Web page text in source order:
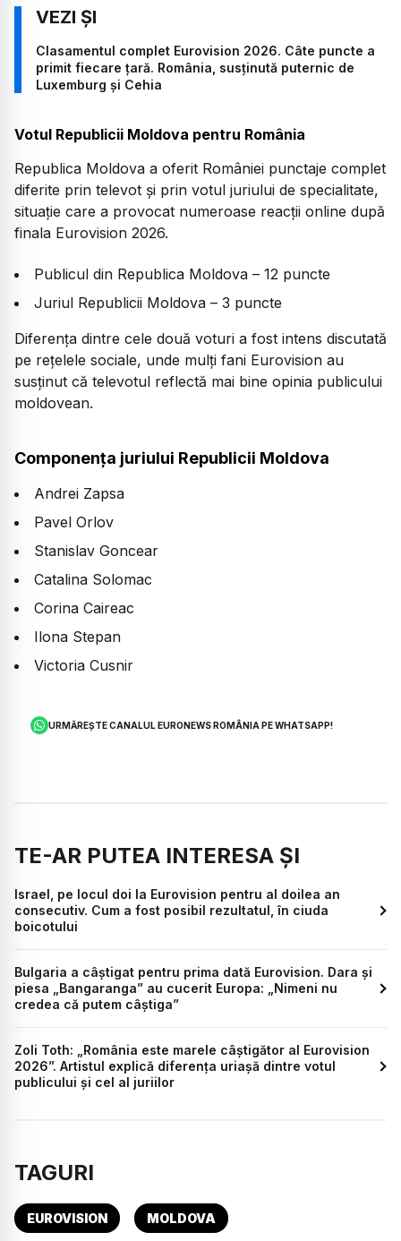
Clasamentul complet Eurovision 2026. Câte puncte a
primit fiecare țară. România, susținută puternic de
Luxemburg și Cehia
Votul Republicii Moldova pentru România
Republica Moldova a oferit României punctaje complet
diferite prin televot și prin votul juriului de specialitate,
situație care a provocat numeroase reacții online după
finala Eurovision 2026.
Publicul din Republica Moldova – 12 puncte
Juriul Republicii Moldova – 3 puncte
Diferența dintre cele două voturi a fost intens discutată
pe rețelele sociale, unde mulți fani Eurovision au
susținut că televotul reflectă mai bine opinia publicului
moldovean.
Componența juriului Republicii Moldova
Andrei Zapsa
Pavel Orlov
Stanislav Goncear
Catalina Solomac
Corina Caireac
Ilona Stepan
Victoria Cusnir
URMĂREȘTE CANALUL EURONEWS ROMÂNIA PE WHATSAPP!
TE-AR PUTEA INTERESA ȘI
Israel, pe locul doi la Eurovision pentru al doilea an
consecutiv. Cum a fost posibil rezultatul, în ciuda
boicotului
Bulgaria a câștigat pentru prima dată Eurovision. Dara și
piesa „Bangaranga” au cucerit Europa: „Nimeni nu
credea că putem câștiga”
Zoli Toth: „România este marele câștigător al Eurovision
2026”. Artistul explică diferența uriașă dintre votul
publicului și cel al juriilor
TAGURI
EUROVISION MOLDOVA